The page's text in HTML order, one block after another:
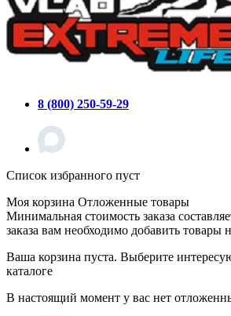
8 (800) 250-59-29
Список избранного пуст
Моя корзина Отложенные товары
Минимальная стоимость заказа
заказа вам необходимо добавить товары
Ваша корзина пуста. Выберите
каталоге
В настоящий момент у вас нет